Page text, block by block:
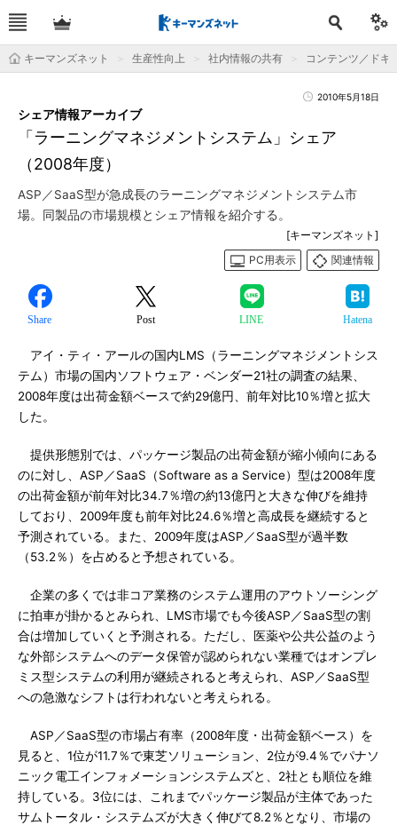
キーマンズネット 生産性向上 社内情報の共有 コンテンツ／ドキ
2010年5月18日
「ラーニングマネジメントシステム」シェア
（2008年度）
シェア情報アーカイブ
ASP／SaaS型が急成長のラーニングマネジメントシステム市
場。同製品の市場規模とシェア情報を紹介する。
[キーマンズネット]
PC用表示
関連情報
Share Post LINE Hatena
アイ・ティ・アールの国内LMS（ラーニングマネジメントシス
テム）市場の国内ソフトウェア・ベンダー21社の調査の結果、
2008年度は出荷金額ベースで約29億円、前年対比10％増と拡大
した。
提供形態別では、パッケージ製品の出荷金額が縮小傾向にある
のに対し、ASP／SaaS（Software as a Service）型は2008年度
の出荷金額が前年対比34.7％増の約13億円と大きな伸びを維持
しており、2009年度も前年対比24.6％増と高成長を継続すると
予測されている。また、2009年度はASP／SaaS型が過半数
（53.2％）を占めると予想されている。
企業の多くでは非コア業務のシステム運用のアウトソーシング
に拍車が掛かるとみられ、LMS市場でも今後ASP／SaaS型の割
合は増加していくと予測される。ただし、医薬や公共公益のよう
な外部システムへのデータ保管が認められない業種ではオンプレ
ミス型システムの利用が継続されると考えられ、ASP／SaaS型
への急激なシフトは行われないと考えられる。
ASP／SaaS型の市場占有率（2008年度・出荷金額ベース）を
見ると、1位が11.7％で東芝ソリューション、2位が9.4％でパナソ
ニック電工インフォメーションシステムズと、2社とも順位を維
持している。3位には、これまでパッケージ製品が主体であった
サムトータル・システムズが大きく伸びて8.2％となり、市場の